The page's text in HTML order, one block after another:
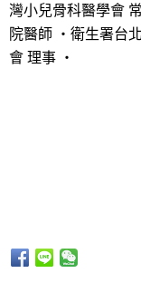
灣小兒骨科醫學會
院醫師 ・衛生署台
會 理事 ・